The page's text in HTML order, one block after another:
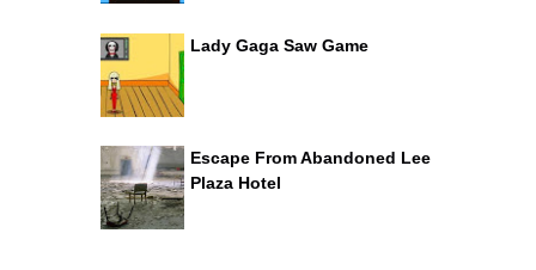
Lady Gaga Saw Game
Escape From Abandoned Lee
Plaza Hotel